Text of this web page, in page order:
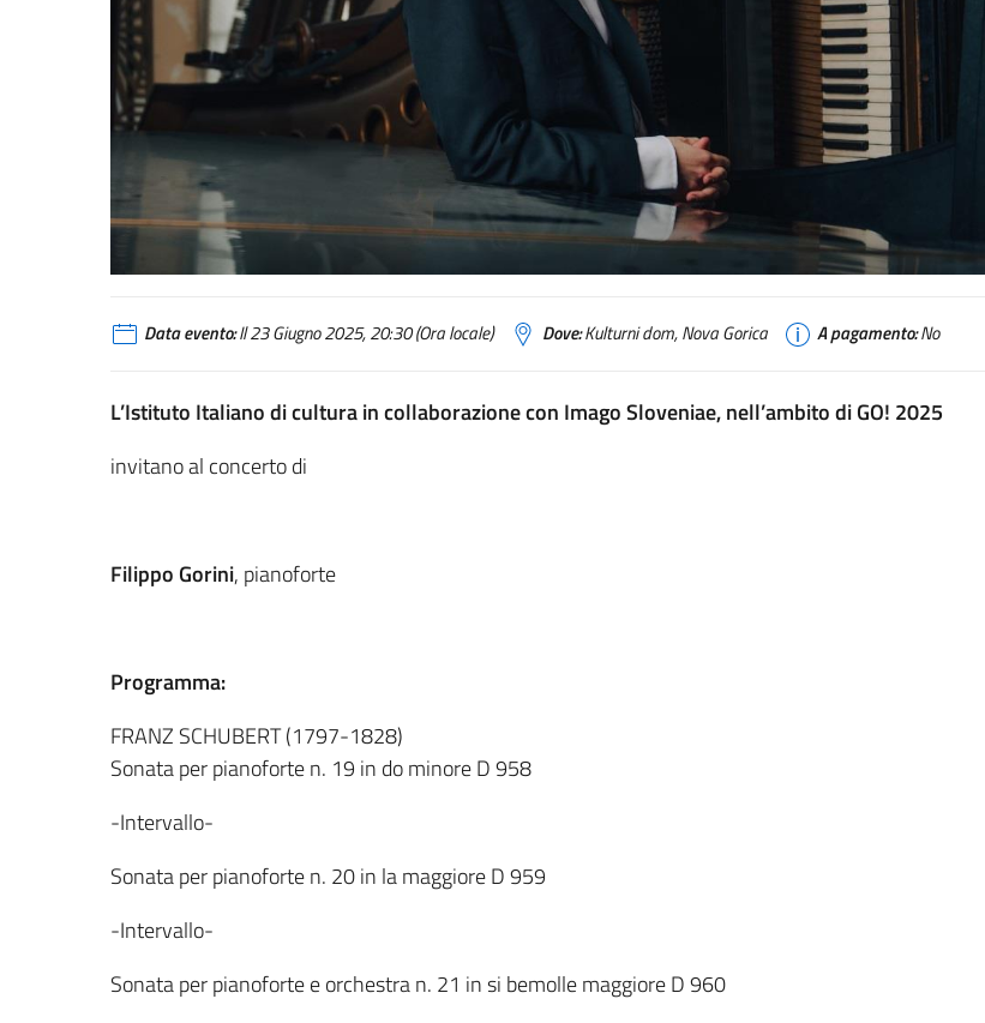
Data evento:Il 23 Giugno 2025, 20:30 (Ora locale) Dove:Kulturni dom, Nova Gorica A pagamento:No
L’Istituto Italiano di cultura in collaborazione con Imago Sloveniae, nell’ambito di GO! 2025
invitano al concerto di
Filippo Gorini, pianoforte
Programma:
FRANZ SCHUBERT (1797-1828)
Sonata per pianoforte n. 19 in do minore D 958
-Intervallo-
Sonata per pianoforte n. 20 in la maggiore D 959
-Intervallo-
Sonata per pianoforte e orchestra n. 21 in si bemolle maggiore D 960